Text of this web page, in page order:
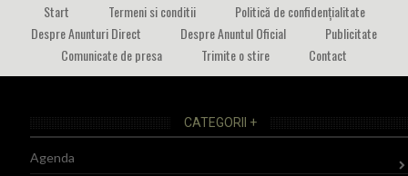
Start Termeni si conditii
Politică de confidențialitate
Despre Anunturi Direct
Despre Anuntul Oficial
Publicitate
Comunicate de presa
Trimite o stire Contact
CATEGORII +
Agenda